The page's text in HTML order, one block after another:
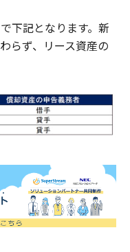
下記となります。新
らず、リース資産の